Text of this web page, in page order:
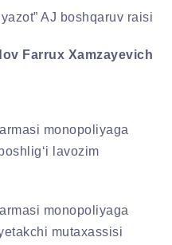
AJ boshqaruv raisi
Farrux Xamzayevich
monopoliyaga
lavozim
monopoliyaga
mutaxassisi